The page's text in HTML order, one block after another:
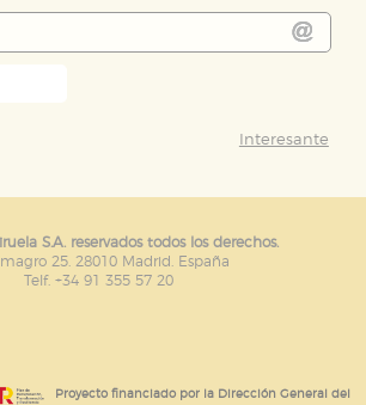
Interesante
S.A. reservados todos los derechos.
25. 28010 Madrid. España
Telf. +34 91 355 57 20
Proyecto financiado por la Dirección General del